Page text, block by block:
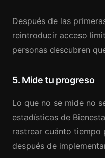
Después de las
reintroducir acceso
personas descubren
5. Mide tu progreso
Lo que no se mide no
estadísticas de
rastrear cuánto tiempo
después de